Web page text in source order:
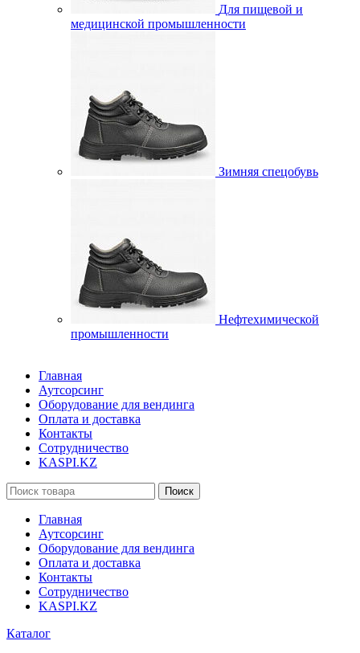
Для пищевой и
медицинской промышленности
Зимняя спецобувь
Нефтехимической
промышленности
Главная
Аутсорсинг
Оборудование для вендинга
Оплата и доставка
Контакты
Сотрудничество
KASPI.KZ
Поиск
Главная
Аутсорсинг
Оборудование для вендинга
Оплата и доставка
Контакты
Сотрудничество
KASPI.KZ
Каталог